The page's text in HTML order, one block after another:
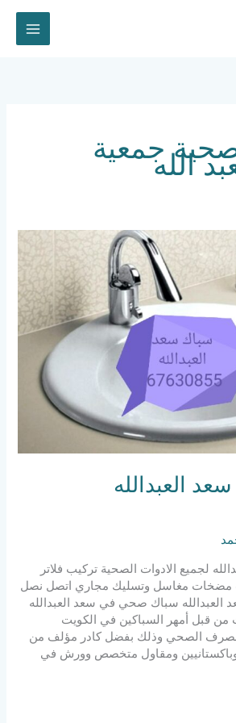
جمعيةالله
العبدالله
لجميع الادوات الصحية تركيب فلاتر
مضخات مغاسل وتسليك مجاري اتصل نصل
سباك صحي في سعد العبدالله
قبل أمهر السباكين في الكويت
الصحي وذلك بفضل كادر مؤلف من
ومقاول متخصص وورش في